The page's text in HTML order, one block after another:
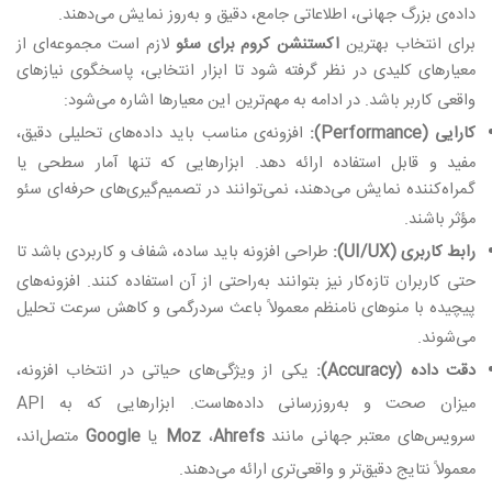
داده‌ی بزرگ جهانی، اطلاعاتی جامع، دقیق و به‌روز نمایش می‌دهند.
برای انتخاب بهترین اکستنشن کروم برای سئو لازم است مجموعه‌ای از
معیارهای کلیدی در نظر گرفته شود تا ابزار انتخابی، پاسخگوی نیازهای
واقعی کاربر باشد. در ادامه به مهم‌ترین این معیارها اشاره می‌شود:
کارایی (Performance):
افزونه‌ی مناسب باید داده‌های تحلیلی دقیق،
مفید و قابل استفاده ارائه دهد. ابزارهایی که تنها آمار سطحی یا
گمراه‌کننده نمایش می‌دهند، نمی‌توانند در تصمیم‌گیری‌های حرفه‌ای سئو
مؤثر باشند.
رابط کاربری(UI/UX):
طراحی افزونه باید ساده، شفاف و کاربردی باشد تا
حتی کاربران تازه‌کار نیز بتوانند به‌راحتی از آن استفاده کنند. افزونه‌های
پیچیده با منوهای نامنظم معمولاً باعث سردرگمی و کاهش سرعت تحلیل
می‌شوند.
دقت داده (Accuracy):
یکی از ویژگی‌های حیاتی در انتخاب افزونه،
میزان صحت و به‌روزرسانی داده‌هاست. ابزارهایی که به
سرویس‌های معتبر جهانی مانندAhrefs،Moz یاGoogle متصل‌اند،
معمولاً نتایج دقیق‌تر و واقعی‌تری ارائه می‌دهند.